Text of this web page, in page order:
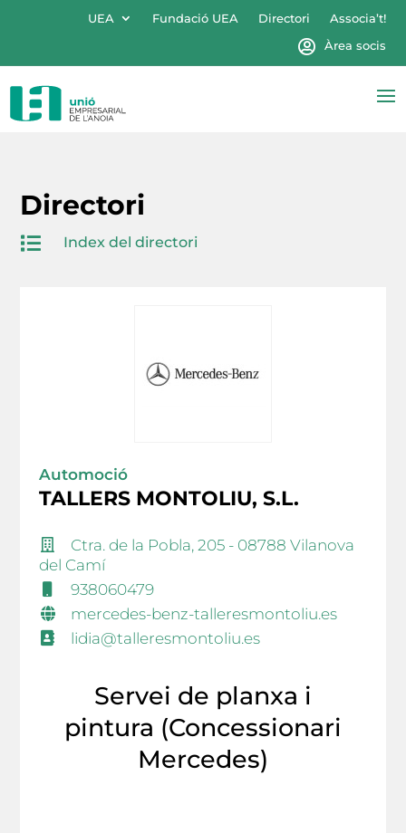
UEA Fundació UEA Directori
Associa’t!
Àrea socis
Directori
 Index del directori
Automoció
TALLERS MONTOLIU, S.L.
Ctra. de la Pobla, 205 - 08788 Vilanova
del Camí
938060479
mercedes-benz-talleresmontoliu.es
lidia@talleresmontoliu.es
Servei de planxa i
pintura (Concessionari
Mercedes)